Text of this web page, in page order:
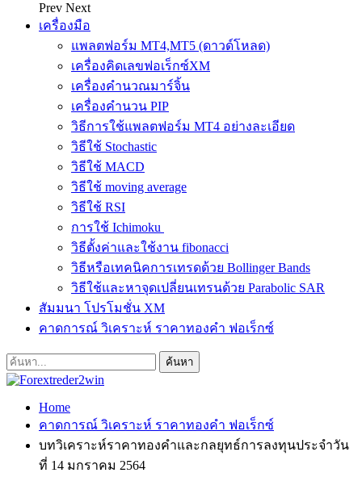
Prev Next
เครื่องมือ
แพลตฟอร์ม MT4,MT5 (ดาวด์โหลด)
เครื่องคิดเลขฟอเร็กซ์XM
เครื่องคำนวณมาร์จิ้น
เครื่องคำนวน PIP
วิธีการใช้แพลตฟอร์ม MT4 อย่างละเอียด
วิธีใช้ Stochastic
วิธีใช้ MACD
วิธีใช้ moving average
วิธีใช้ RSI
การใช้ Ichimoku
วิธีตั้งค่าและใช้งาน fibonacci
วิธีหรือเทคนิคการเทรดด้วย Bollinger Bands
วิธีใช้และหาจุดเปลี่ยนเทรนด้วย Parabolic SAR
สัมมนา โปรโมชั่น XM
คาดการณ์ วิเคราะห์ ราคาทองคำ ฟอเร็กซ์
Home
คาดการณ์ วิเคราะห์ ราคาทองคำ ฟอเร็กซ์
บทวิเคราะห์ราคาทองคำและกลยุทธ์การลงทุนประจำวัน
ที่ 14 มกราคม 2564